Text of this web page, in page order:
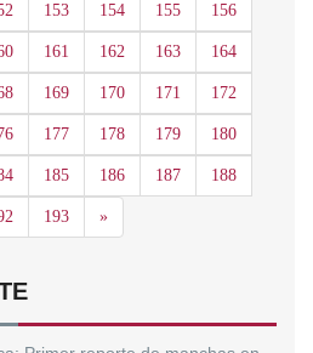
153 154 155 156
161 162 163 164
169 170 171 172
177 178 179 180
185 186 187 188
193 »Siguiente